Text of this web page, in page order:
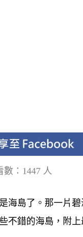
數：1447 人
海島了。那一片
不錯的海島，附